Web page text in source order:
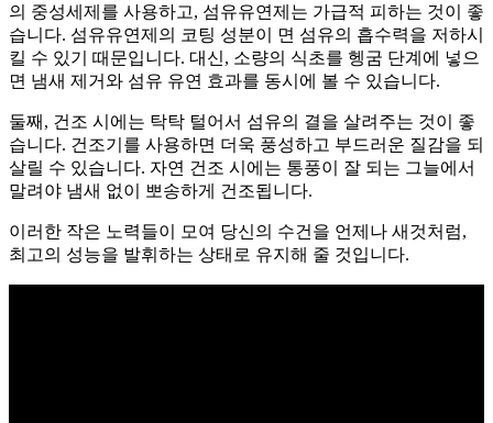
의 중성세제를 사용하고, 섬유유연제는 가급적 피하는 것이 좋
습니다. 섬유유연제의 코팅 성분이 면 섬유의 흡수력을 저하시
킬 수 있기 때문입니다. 대신, 소량의 식초를 헹굼 단계에 넣으
면 냄새 제거와 섬유 유연 효과를 동시에 볼 수 있습니다.
둘째, 건조 시에는 탁탁 털어서 섬유의 결을 살려주는 것이 좋
습니다. 건조기를 사용하면 더욱 풍성하고 부드러운 질감을 되
살릴 수 있습니다. 자연 건조 시에는 통풍이 잘 되는 그늘에서
말려야 냄새 없이 뽀송하게 건조됩니다.
이러한 작은 노력들이 모여 당신의 수건을 언제나 새것처럼,
최고의 성능을 발휘하는 상태로 유지해 줄 것입니다.